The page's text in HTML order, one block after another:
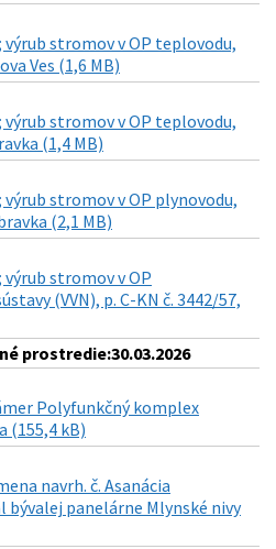
výrub stromov v OP teplovodu,
Ves (1,6 MB)
výrub stromov v OP teplovodu,
(1,4 MB)
stromov v OP plynovodu,
(2,1 MB)
stromov v OP
(VVN), p. C-KN č. 3442/57,
prostredie:30.03.2026
Polyfunkčný komplex
(155,4 kB)
navrh. č. Asanácia
bývalej panelárne Mlynské nivy